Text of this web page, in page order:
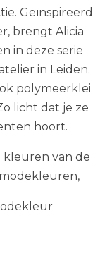
Geïnspireerd
brengt Alicia
in deze serie
in Leiden.
polymeerklei
licht dat je ze
hoort.
kleuren van de